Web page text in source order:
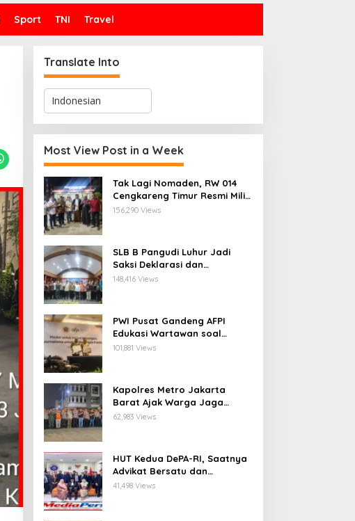
Sport TNI Travel
Translate Into
Most View Post in a Week
Tak Lagi Nomaden, RW 014
Cengkareng Timur Resmi Miliki
Balai Warga Definitif
156,290 Views
SLB B Pangudi Luhur Jadi
Saksi Deklarasi dan
Pelantikan Pengurus
148,416 Views
PWI Pusat Gandeng AFPI
Edukasi Wartawan soal
Pindar dan Perlindungan
101,881 Views
Kapolres Metro Jakarta
Barat Ajak Warga Jaga
Cengkareng, Tegaskan
62,983 Views
HUT Kedua DePA-RI, Saatnya
Advikat Bersatu dan
Bergerak untuk Keadilan
41,498 Views